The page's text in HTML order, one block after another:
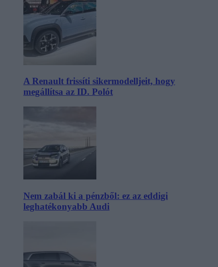
A Renault frissíti sikermodelljeit, hogy
megállítsa az ID. Polót
Nem zabál ki a pénzből: ez az eddigi
leghatékonyabb Audi